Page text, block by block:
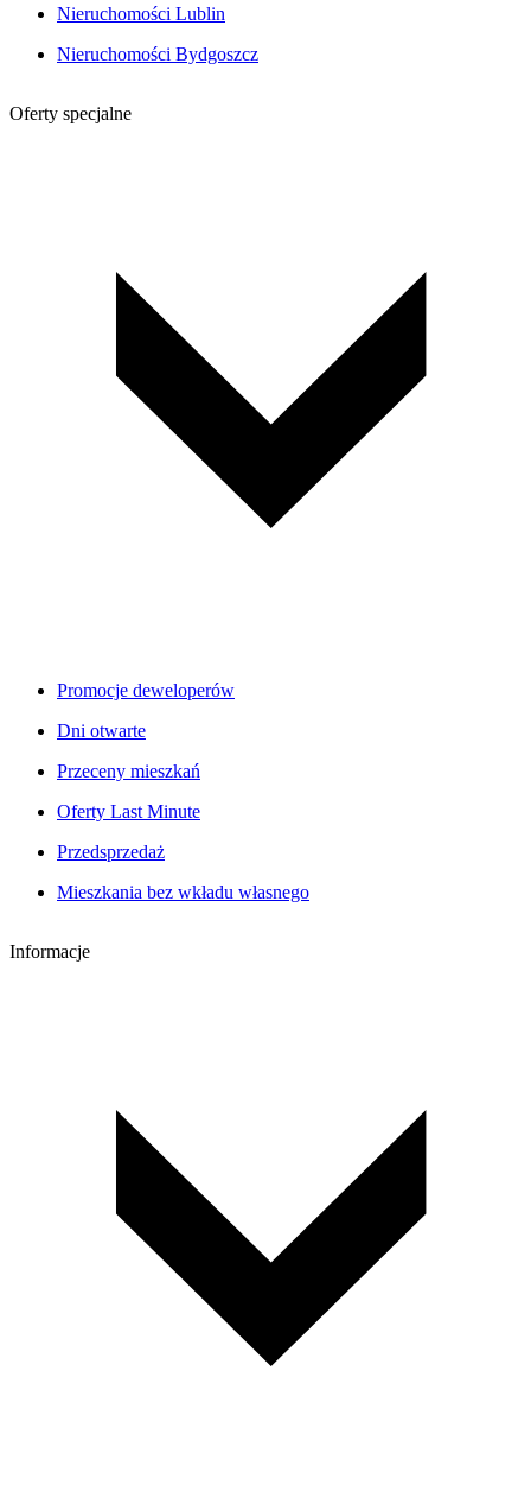
Nieruchomości Lublin
Nieruchomości Bydgoszcz
Oferty specjalne
Promocje deweloperów
Dni otwarte
Przeceny mieszkań
Oferty Last Minute
Przedsprzedaż
Mieszkania bez wkładu własnego
Informacje